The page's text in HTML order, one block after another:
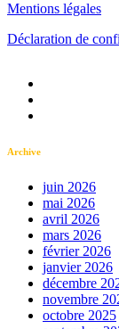
Mentions légales
Déclaration de
Archive
juin 2026
mai 2026
avril 2026
mars 2026
février 2026
janvier 2026
décembre
novembre
octobre 2025